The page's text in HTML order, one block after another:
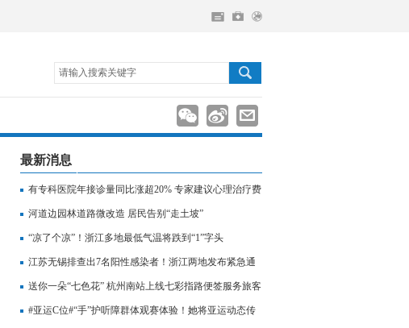
请输入搜索关键字
最新消息
有专科医院年接诊量同比涨超20% 专家建议心理治疗费
用纳入医保
河道边园林道路微改造 居民告别“走土坡”
“凉了个凉”！浙江多地最低气温将跌到“1”字头
江苏无锡排查出7名阳性感染者！浙江两地发布紧急通
知，相关人员请立即报备
送你一朵“七色花” 杭州南站上线七彩指路便签服务旅客
出行
#亚运C位#“手”护听障群体观赛体验！她将亚运动态传